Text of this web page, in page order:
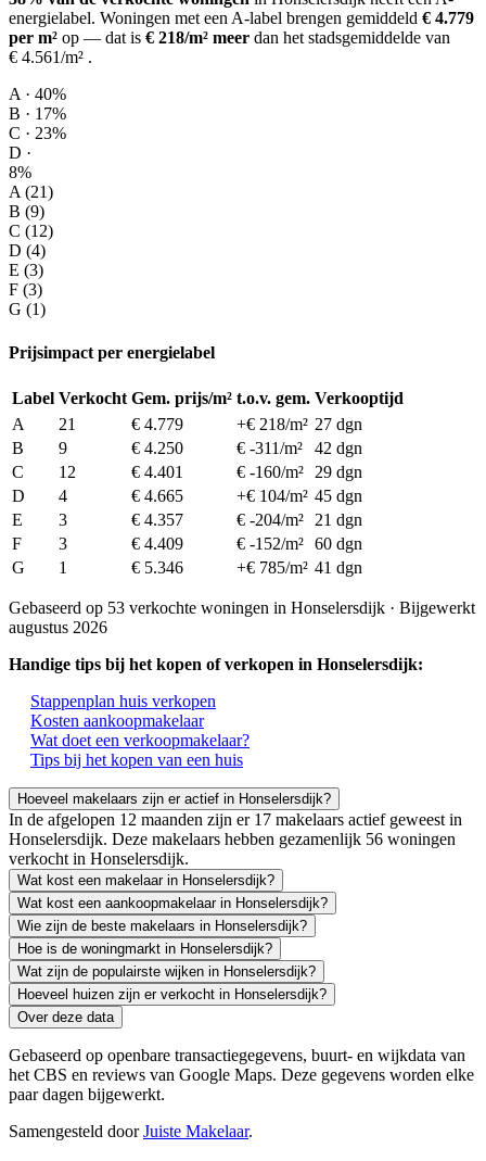
energielabel. Woningen met een A-label brengen gemiddeld € 4.779
per m² op — dat is € 218/m² meer dan het stadsgemiddelde van
€ 4.561/m² .
A · 40%
B · 17%
C · 23%
D ·
8%
A (21)
B (9)
C (12)
D (4)
E (3)
F (3)
G (1)
Prijsimpact per energielabel
Label Verkocht Gem. prijs/m² t.o.v. gem. Verkooptijd
A
21 € 4.779 +€ 218/m² 27 dgn
B
9 € 4.250 € -311/m²
42 dgn
C
12 € 4.401 € -160/m²
29 dgn
D
4 € 4.665 +€ 104/m² 45 dgn
E
3 € 4.357 € -204/m²
21 dgn
F
3 € 4.409 € -152/m² 60 dgn
G
1 € 5.346 +€ 785/m² 41 dgn
Gebaseerd op 53 verkochte woningen in Honselersdijk · Bijgewerkt
augustus 2026
Handige tips bij het kopen of verkopen in Honselersdijk:
Stappenplan huis verkopen
Kosten aankoopmakelaar
Wat doet een verkoopmakelaar?
Tips bij het kopen van een huis
Hoeveel makelaars zijn er actief in Honselersdijk?
In de afgelopen 12 maanden zijn er 17 makelaars actief geweest in
Honselersdijk. Deze makelaars hebben gezamenlijk 56 woningen
verkocht in Honselersdijk.
Wat kost een makelaar in Honselersdijk?
Wat kost een aankoopmakelaar in Honselersdijk?
Wie zijn de beste makelaars in Honselersdijk?
Hoe is de woningmarkt in Honselersdijk?
Wat zijn de populairste wijken in Honselersdijk?
Hoeveel huizen zijn er verkocht in Honselersdijk?
Over deze data
Gebaseerd op openbare transactiegegevens, buurt- en wijkdata van
het CBS en reviews van Google Maps. Deze gegevens worden elke
paar dagen bijgewerkt.
Samengesteld doorJuiste Makelaar.